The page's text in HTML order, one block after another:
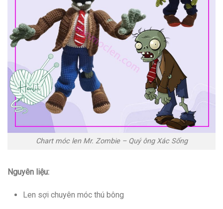
Chart móc len Mr. Zombie – Quý ông Xác Sống
Nguyên liệu:
Len sợi chuyên móc thú bông